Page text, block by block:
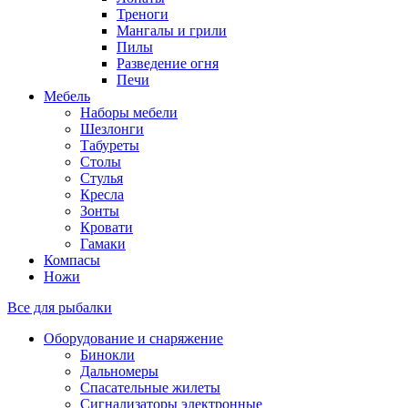
Треноги
Мангалы и грили
Пилы
Разведение огня
Печи
Мебель
Наборы мебели
Шезлонги
Табуреты
Столы
Стулья
Кресла
Зонты
Кровати
Гамаки
Компасы
Ножи
Все для рыбалки
Оборудование и снаряжение
Бинокли
Дальномеры
Спасательные жилеты
Сигнализаторы электронные